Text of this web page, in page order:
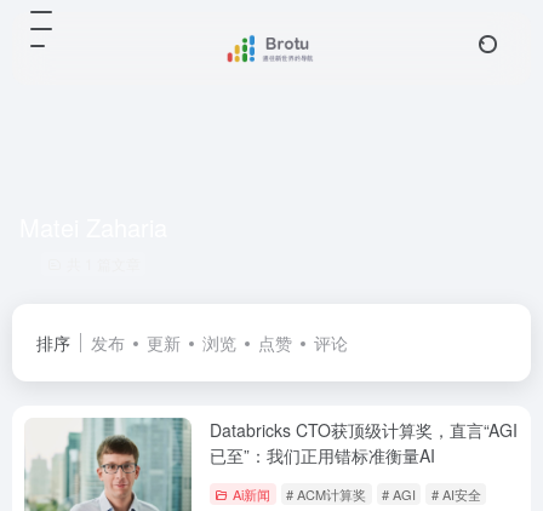
排序 发布 更新 浏览 点赞 评论
Databricks CTO获顶级计算奖，直言“AGI
已至”：我们正用错标准衡量AI
Ai新闻 # ACM计算奖 # AGI # AI安全